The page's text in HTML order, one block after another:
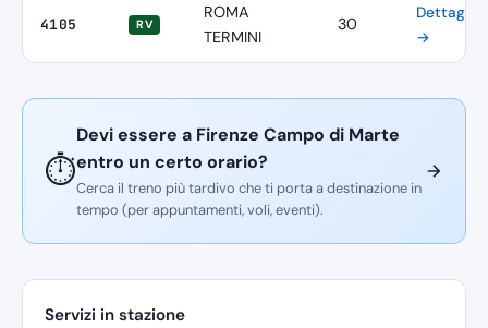
4105 RV
ROMA
TERMINI
30
Dettagli
→
⏱️
Devi essere a Firenze Campo di Marte
entro un certo orario?
Cerca il treno più tardivo che ti porta a destinazione in
tempo (per appuntamenti, voli, eventi).
Servizi in stazione